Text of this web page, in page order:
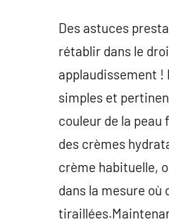
Des astuces
rétablir dans le
applaudissement !
simples et
couleur de la
des crèmes
crème habituelle,
dans la mesure où